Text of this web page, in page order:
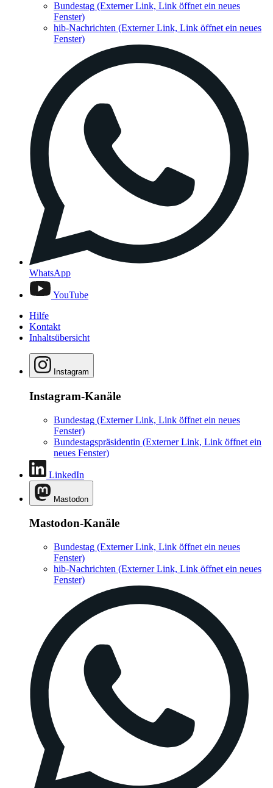
Bundestag (Externer Link, Link öffnet ein neues
Fenster)
hib-Nachrichten (Externer Link, Link öffnet ein neues
Fenster)
WhatsApp
YouTube
Hilfe
Kontakt
Inhaltsübersicht
Instagram
Instagram-Kanäle
Bundestag (Externer Link, Link öffnet ein neues
Fenster)
Bundestagspräsidentin (Externer Link, Link öffnet ein
neues Fenster)
LinkedIn
Mastodon
Mastodon-Kanäle
Bundestag (Externer Link, Link öffnet ein neues
Fenster)
hib-Nachrichten (Externer Link, Link öffnet ein neues
Fenster)